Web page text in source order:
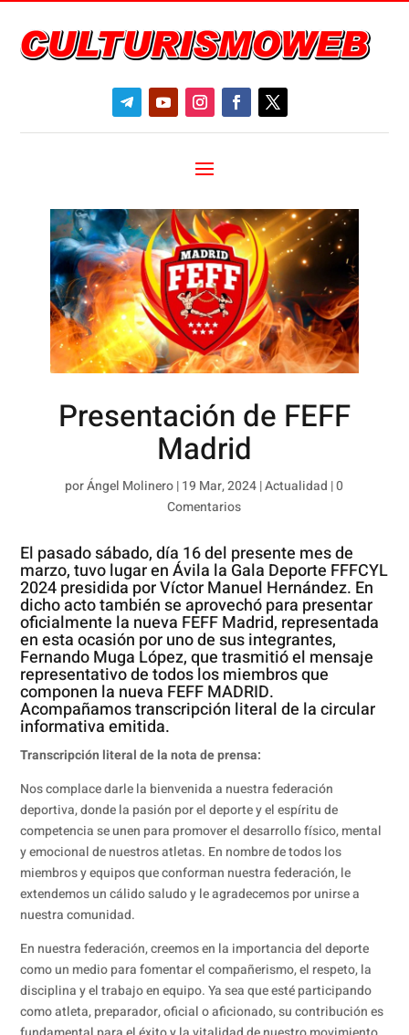
Presentación de FEFF
Madrid
porÁngel Molinero|19 Mar, 2024|Actualidad |0
Comentarios
El pasado sábado, día 16 del presente mes de
marzo, tuvo lugar en Ávila la Gala Deporte FFFCYL
2024 presidida por Víctor Manuel Hernández. En
dicho acto también se aprovechó para presentar
oficialmente la nueva FEFF Madrid, representada
en esta ocasión por uno de sus integrantes,
Fernando Muga López, que trasmitió el mensaje
representativo de todos los miembros que
componen la nueva FEFF MADRID.
Acompañamos transcripción literal de la circular
informativa emitida.
Transcripción literal de la nota de prensa:
Nos complace darle la bienvenida a nuestra federación
deportiva, donde la pasión por el deporte y el espíritu de
competencia se unen para promover el desarrollo físico, mental
y emocional de nuestros atletas. En nombre de todos los
miembros y equipos que conforman nuestra federación, le
extendemos un cálido saludo y le agradecemos por unirse a
nuestra comunidad.
En nuestra federación, creemos en la importancia del deporte
como un medio para fomentar el compañerismo, el respeto, la
disciplina y el trabajo en equipo. Ya sea que esté participando
como atleta, preparador, oficial o aficionado, su contribución es